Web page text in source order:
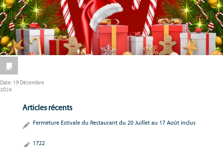
Date: 19 Décembre
2024
Articles récents
Fermeture Estivale du Restaurant du 20 Juillet au 17 Août inclus
1722